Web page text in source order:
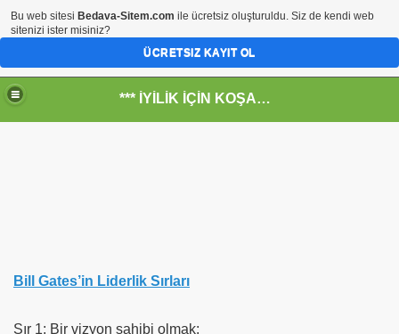
*** İYİLİK İÇİN KOŞANLARIN YERİ***
Bill Gates’in Liderlik Sırları
Sır 1: Bir vizyon sahibi olmak:
Bu web sitesi Bedava-Sitem.com ile ücretsiz oluşturuldu. Siz de kendi web
sitenizi ister misiniz?
ÜCRETSIZ KAYIT OL